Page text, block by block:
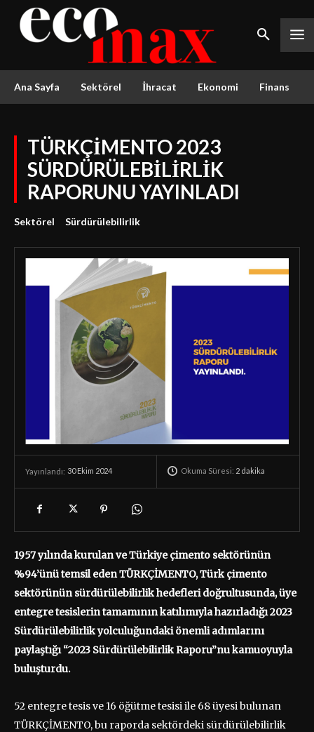
Ana Sayfa Sektörel İhracat Ekonomi Finans
TÜRKÇİMENTO 2023
SÜRDÜRÜLEBİLİRLİK
RAPORUNU YAYINLADI
Sektörel Sürdürülebilirlik
Yayınlandı: 30 Ekim 2024 Okuma Süresi: 2 dakika
1957 yılında kurulan ve Türkiye çimento sektörünün
%94’ünü temsil eden TÜRKÇİMENTO, Türk çimento
sektörünün sürdürülebilirlik hedefleri doğrultusunda, üye
entegre tesislerin tamamının katılımıyla hazırladığı 2023
Sürdürülebilirlik yolculuğundaki önemli adımlarını
paylaştığı “2023 Sürdürülebilirlik Raporu”nu kamuoyuyla
buluşturdu.
52 entegre tesis ve 16 öğütme tesisi ile 68 üyesi bulunan
TÜRKÇİMENTO, bu raporda sektördeki sürdürülebilirlik